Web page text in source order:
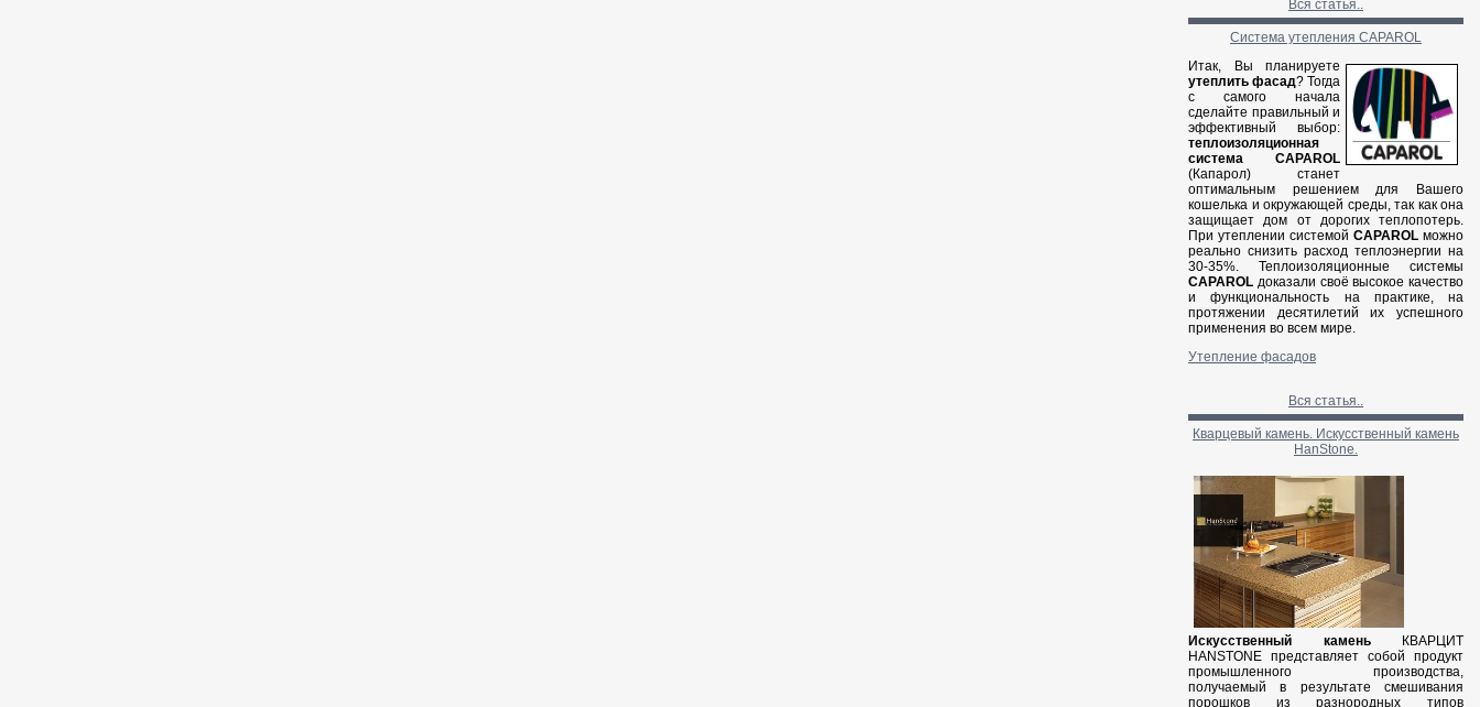
Вся статья..
Система утепления CAPAROL
Итак, Вы планируете
утеплить фасад? Тогда
с самого начала
сделайте правильный и
эффективный выбор:
теплоизоляционная
система CAPAROL
(Капарол) станет
оптимальным решением для Вашего
кошелька и окружающей среды, так как она
защищает дом от дорогих теплопотерь.
При утеплении системой CAPAROL можно
реально снизить расход теплоэнергии на
30-35%. Теплоизоляционные системы
CAPAROL доказали своё высокое качество
и функциональность на практике, на
протяжении десятилетий их успешного
применения во всем мире.
Утепление фасадов
Вся статья..
Кварцевый камень. Искусственный камень
HanStone.
Искусственный каменьКВАРЦИТ
HANSTONE представляет собой продукт
промышленного производства,
получаемый в результате смешивания
порошков из разнородных типов